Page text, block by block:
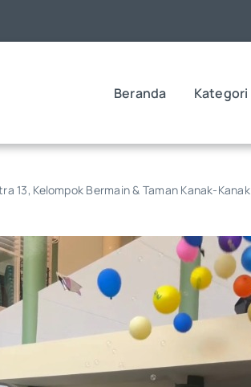
Beranda Kategori
13 Kelompok Bermain & Taman Kanak-Kanak